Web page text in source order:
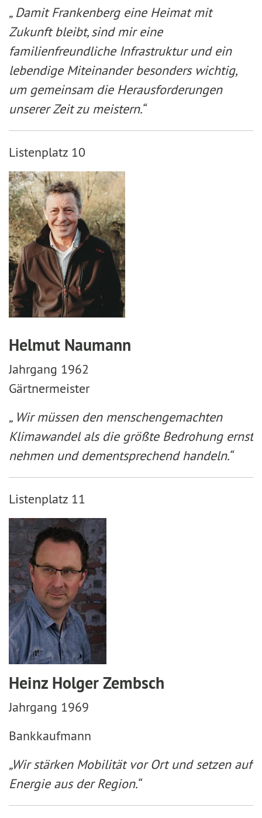
„ Damit Frankenberg eine Heimat mit
Zukunft bleibt, sind mir eine
familienfreundliche Infrastruktur und ein
lebendige Miteinander besonders wichtig,
um gemeinsam die Herausforderungen
unserer Zeit zu meistern.“
Listenplatz 10
Helmut Naumann
Jahrgang 1962
Gärtnermeister
„ Wir müssen den menschengemachten
Klimawandel als die größte Bedrohung ernst
nehmen und dementsprechend handeln.“
Listenplatz 11
Heinz Holger Zembsch
Jahrgang 1969
Bankkaufmann
„Wir stärken Mobilität vor Ort und setzen auf
Energie aus der Region.“